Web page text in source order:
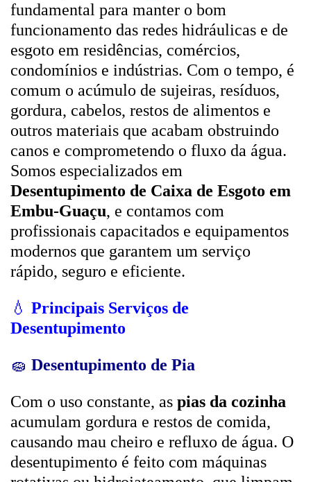
fundamental para manter o bom
funcionamento das redes hidráulicas e de
esgoto em residências, comércios,
condomínios e indústrias. Com o tempo, é
comum o acúmulo de sujeiras, resíduos,
gordura, cabelos, restos de alimentos e
outros materiais que acabam obstruindo
canos e comprometendo o fluxo da água.
Somos especializados em
Desentupimento de Caixa de Esgoto em
Embu-Guaçu, e contamos com
profissionais capacitados e equipamentos
modernos que garantem um serviço
rápido, seguro e eficiente.
💧 Principais Serviços de
Desentupimento
🧽 Desentupimento de Pia
Com o uso constante, as pias da cozinha
acumulam gordura e restos de comida,
causando mau cheiro e refluxo de água. O
desentupimento é feito com máquinas